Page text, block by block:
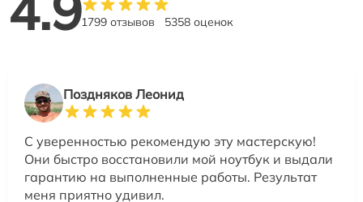
1799 отзывов 5358 оценок
Поздняков Леонид
С уверенностью рекомендую эту мастерскую!
Они быстро восстановили мой ноутбук и выдали
гарантию на выполненные работы. Результат
меня приятно удивил.